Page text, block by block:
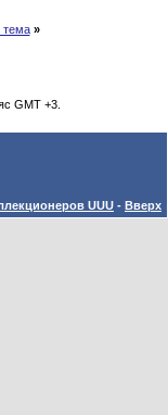
»
GMT +3.
UUU - Вверх